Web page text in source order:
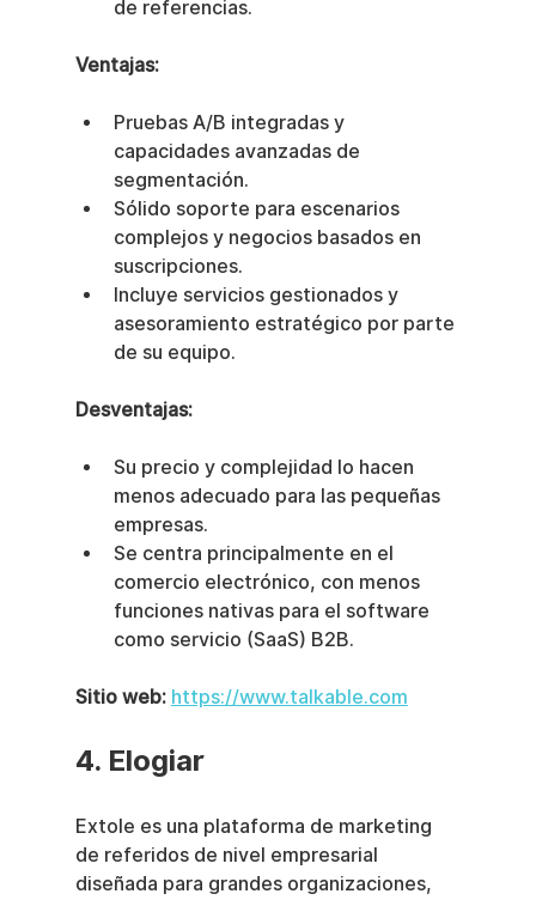
de referencias.
Ventajas:
Pruebas A/B integradas y
capacidades avanzadas de
segmentación.
Sólido soporte para escenarios
complejos y negocios basados en
suscripciones.
Incluye servicios gestionados y
asesoramiento estratégico por parte
de su equipo.
Desventajas:
Su precio y complejidad lo hacen
menos adecuado para las pequeñas
empresas.
Se centra principalmente en el
comercio electrónico, con menos
funciones nativas para el software
como servicio (SaaS) B2B.
Sitio web: https://www.talkable.com
4. Elogiar
Extole es una plataforma de marketing
de referidos de nivel empresarial
diseñada para grandes organizaciones,